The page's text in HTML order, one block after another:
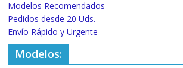
Modelos Recomendados
Pedidos desde 20 Uds.
Envío Rápido y Urgente
Modelos: